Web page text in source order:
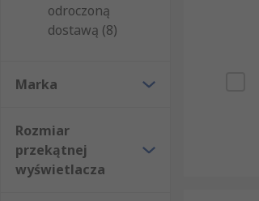
odroczoną
dostawą (8)
Marka
Rozmiar
przekątnej
wyświetlacza